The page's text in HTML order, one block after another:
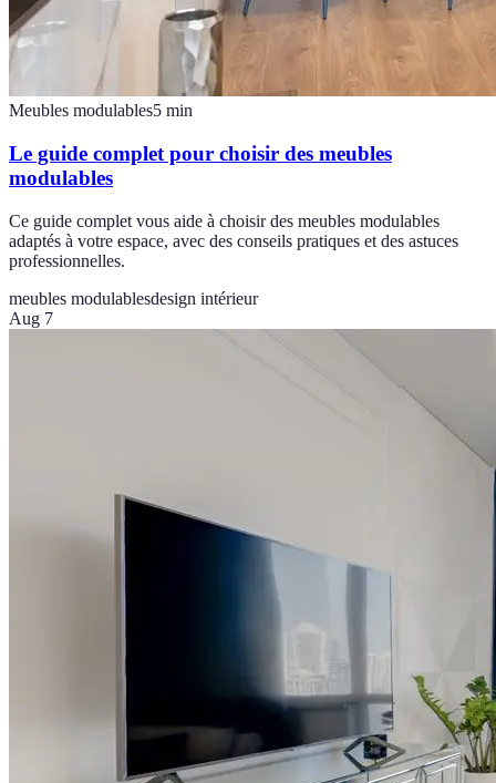
Meubles modulables5 min
Le guide complet pour choisir des meubles
modulables
Ce guide complet vous aide à choisir des meubles modulables
adaptés à votre espace, avec des conseils pratiques et des astuces
professionnelles.
meubles modulablesdesign intérieur
Aug 7